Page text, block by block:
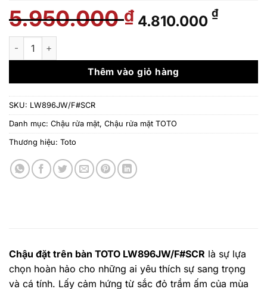
5.950.000₫ Giá
gốc
5.950.000 ₫.
4.810.000 ₫Giá
là:
Chậu đặt trên bàn TOTO LW896JW/F#SCR số lượng
Thêm vào giỏ hàng
SKU: LW896JW/F#SCR
Danh mục: Chậu rửa mặt, Chậu rửa mặt TOTO
Thương hiệu: Toto
Chậu đặt trên bàn TOTO LW896JW/F#SCR là sự lựa
chọn hoàn hảo cho những ai yêu thích sự sang trọng
và cá tính. Lấy cảm hứng từ sắc đỏ trầm ấm của mùa